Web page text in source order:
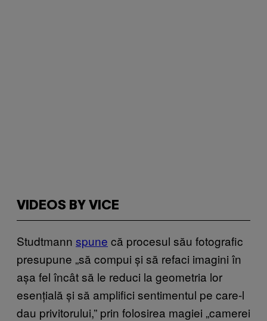
VIDEOS BY VICE
Studtmann spune că procesul său fotografic
presupune „să compui și să refaci imagini în
așa fel încât să le reduci la geometria lor
esențială și să amplifici sentimentul pe care-l
dau privitorului,” prin folosirea magiei „camerei